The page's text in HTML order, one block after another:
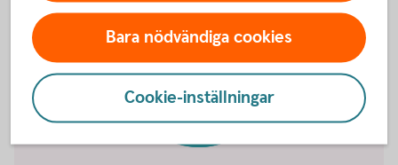
Hållbarhet
Bara nödvändiga cookies
Cookie-inställningar